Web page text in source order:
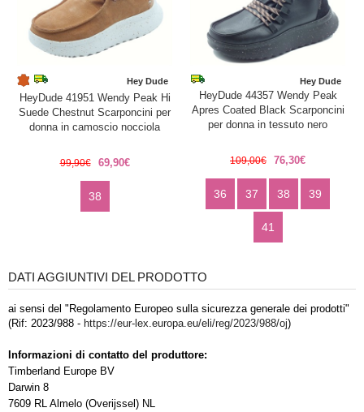
Hey Dude
HeyDude 41951 Wendy Peak Hi
Suede Chestnut Scarponcini per
donna in camoscio nocciola
99,90€ 69,90€
38
Hey Dude
HeyDude 44357 Wendy Peak
Apres Coated Black Scarponcini
per donna in tessuto nero
109,00€ 76,30€
36 37 38 39
41
DATI AGGIUNTIVI DEL PRODOTTO
ai sensi del "Regolamento Europeo sulla sicurezza generale dei prodotti"
(Rif: 2023/988 - https://eur-lex.europa.eu/eli/reg/2023/988/oj)
Informazioni di contatto del produttore:
Timberland Europe BV
Darwin 8
7609 RL Almelo (Overijssel) NL